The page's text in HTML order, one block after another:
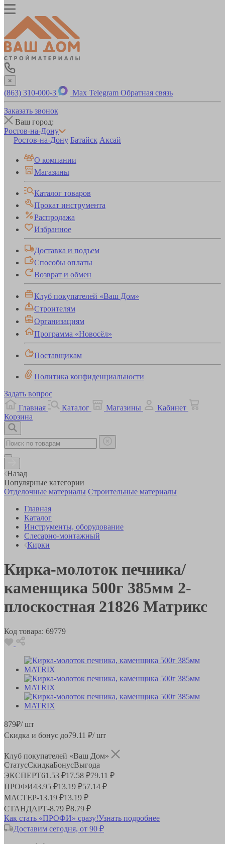
×
(863) 310-000-3 Max Telegram Обратная связь
Заказать звонок
Ваш город:
Ростов-на-Дону
Ростов-на-Дону Батайск Аксай
О компании
Магазины
Каталог товаров
Прокат инструмента
Распродажа
Избранное
Доставка и подъем
Способы оплаты
Возврат и обмен
Клуб покупателей «Ваш Дом»
Строителям
Организациям
Программа «Новосёл»
Поставщикам
Политика конфиденциальности
Задать вопрос
Главная
Каталог Магазины
Кабинет
Корзина
Назад
Популярные категории
Отделочные материалы Строительные материалы
Главная
Каталог
Инструменты, оборудование
Слесарно-монтажный
Кирки
Кирка-молоток печника/
каменщика 500г 385мм 2-
плоскостная 21826 Матрикс
Код товара: 69779
879₽/ шт
Скидка и бонус до79.11 ₽/ шт
Клуб покупателей «Ваш Дом»
СтатусСкидкаБонусВыгода
ЭКСПЕРТ61.53 ₽17.58 ₽79.11 ₽
ПРОФИ43.95 ₽13.19 ₽57.14 ₽
МАСТЕР-13.19 ₽13.19 ₽
СТАНДАРТ-8.79 ₽8.79 ₽
Как стать «ПРОФИ» сразу!Узнать подробнее
Доставим сегодня, от 90 ₽